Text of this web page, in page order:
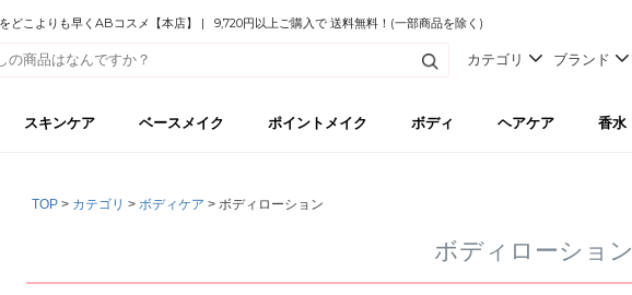
どこよりも早くABコスメ【本店】 | 9,720円以上ご購入で 送料無料！(一部商品を除く)
カテゴリ ブランド
スキンケア ベースメイク ポイントメイク ボディ ヘアケア 香水
TOP カテゴリ ボディケア ボディローション
ボディローション